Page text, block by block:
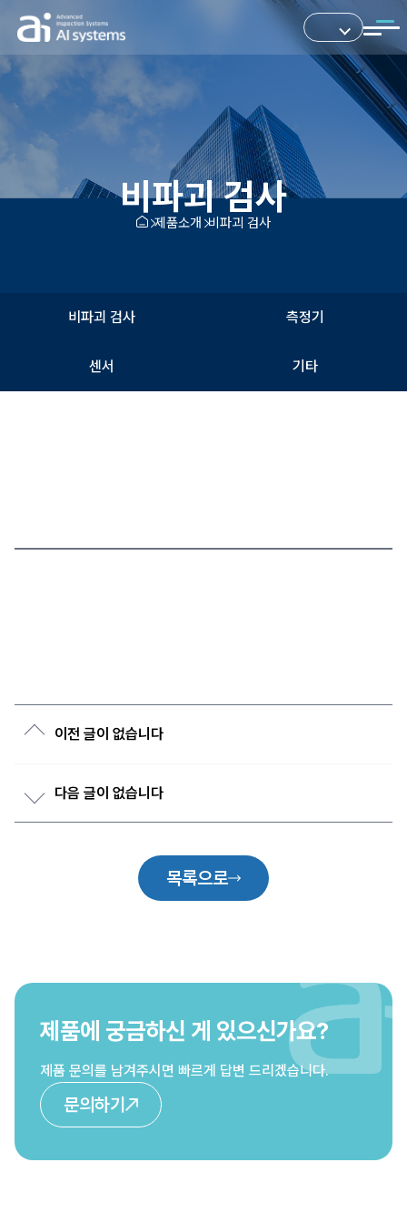
비파괴 검사
제품소개 비파괴 검사
비파괴 검사 측정기
센서 기타
이전 글이 없습니다
다음 글이 없습니다
목록으로
제품에 궁금하신 게 있으신가요?
제품 문의를 남겨주시면 빠르게 답변 드리겠습니다.
문의하기